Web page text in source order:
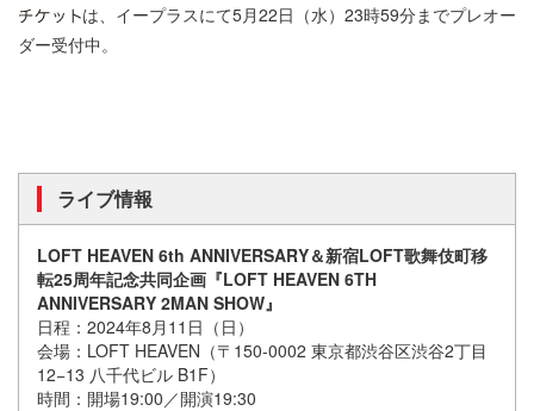
は、イープラスにて5月22日（水）23時59分までプレオー
ダー受付中。
ライブ情報
LOFT HEAVEN 6th ANNIVERSARY＆新宿LOFT歌舞伎町移
転25周年記念共同企画『LOFT HEAVEN 6TH
ANNIVERSARY 2MAN SHOW』
日程：2024年8月11日（日）
会場：LOFT HEAVEN（〒150-0002 東京都渋谷区渋谷2丁目
12−13 八千代ビル B1F）
時間：開場19:00／開演19:30